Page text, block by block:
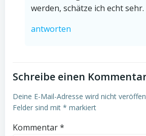
werden, schätze ich echt sehr.
antworten
Schreibe einen
Deine E-Mail-Adresse wird nicht
Felder sind mit * markiert
Kommentar*